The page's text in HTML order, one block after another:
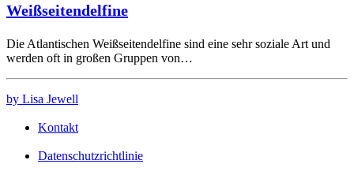
Weißseitendelfine
Die Atlantischen Weißseitendelfine sind eine sehr soziale Art und
werden oft in großen Gruppen von…
by Lisa Jewell
Kontakt
Datenschutzrichtlinie